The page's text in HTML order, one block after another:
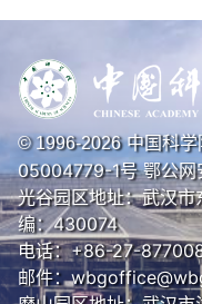
© 1996-2026中国科
05004779-1号鄂公网
光谷园区地址：武汉
编：430074
电话：+86-27-
邮件：